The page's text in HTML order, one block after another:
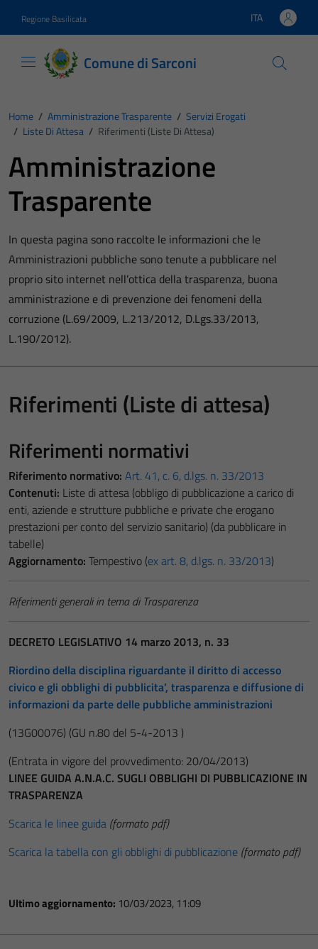
Regione Basilicata Lingua attiva:
ITA
Comune di Sarconi
Home / Amministrazione Trasparente / Servizi Erogati
/ Liste Di Attesa / Riferimenti (Liste Di Attesa)
Amministrazione
Trasparente
In questa pagina sono raccolte le informazioni che le
Amministrazioni pubbliche sono tenute a pubblicare nel
proprio sito internet nell’ottica della trasparenza, buona
amministrazione e di prevenzione dei fenomeni della
corruzione (L.69/2009, L.213/2012, D.Lgs.33/2013,
L.190/2012).
Riferimenti (Liste di attesa)
Riferimenti normativi
Riferimento normativo: Art. 41, c. 6, d.lgs. n. 33/2013
Contenuti: Liste di attesa (obbligo di pubblicazione a carico di
enti, aziende e strutture pubbliche e private che erogano
prestazioni per conto del servizio sanitario) (da pubblicare in
tabelle)
Aggiornamento: Tempestivo (ex art. 8, d.lgs. n. 33/2013)
Riferimenti generali in tema di Trasparenza
DECRETO LEGISLATIVO 14 marzo 2013, n. 33
Riordino della disciplina riguardante il diritto di accesso
civico e gli obblighi di pubblicita’, trasparenza e diffusione di
informazioni da parte delle pubbliche amministrazioni
(13G00076) (GU n.80 del 5-4-2013 )
(Entrata in vigore del provvedimento: 20/04/2013)
LINEE GUIDA A.N.A.C. SUGLI OBBLIGHI DI PUBBLICAZIONE IN
TRASPARENZA
Scarica le linee guida (formato pdf)
Scarica la tabella con gli obblighi di pubblicazione (formato pdf)
Ultimo aggiornamento: 10/03/2023, 11:09